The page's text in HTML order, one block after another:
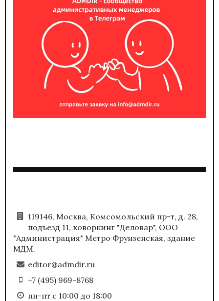
119146, Москва, Комсомольский пр-т, д. 28,
подъезд 11, коворкинг "Деловар", ООО
"Администрация" Метро Фрунзенская, здание
МДМ.
editor@admdir.ru
+7 (495) 969-8768
пн-пт с 10:00 до 18:00